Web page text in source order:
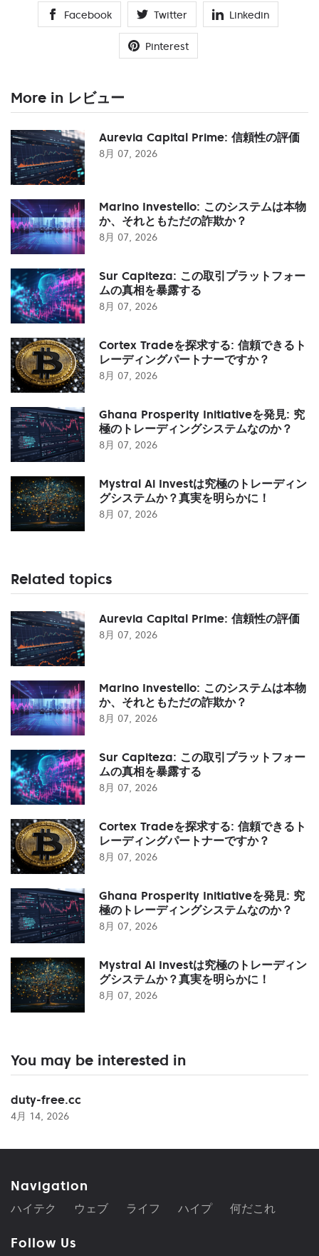
Facebook Twitter Linkedin
Pinterest
More in レビュー
Aurevia Capital Prime: 信頼性の評価
8月 07, 2026
Marino Investello: このシステムは本物
か、それともただの詐欺か？
8月 07, 2026
Sur Capiteza: この取引プラットフォー
ムの真相を暴露する
8月 07, 2026
Cortex Tradeを探求する: 信頼できるト
レーディングパートナーですか？
8月 07, 2026
Ghana Prosperity Initiativeを発見: 究
極のトレーディングシステムなのか？
8月 07, 2026
Mystral Ai Investは究極のトレーディン
グシステムか？真実を明らかに！
8月 07, 2026
Related topics
Aurevia Capital Prime: 信頼性の評価
8月 07, 2026
Marino Investello: このシステムは本物
か、それともただの詐欺か？
8月 07, 2026
Sur Capiteza: この取引プラットフォー
ムの真相を暴露する
8月 07, 2026
Cortex Tradeを探求する: 信頼できるト
レーディングパートナーですか？
8月 07, 2026
Ghana Prosperity Initiativeを発見: 究
極のトレーディングシステムなのか？
8月 07, 2026
Mystral Ai Investは究極のトレーディン
グシステムか？真実を明らかに！
8月 07, 2026
You may be interested in
duty-free.cc
4月 14, 2026
Navigation
ハイテク ウェブ ライフ ハイプ 何だこれ
Follow Us